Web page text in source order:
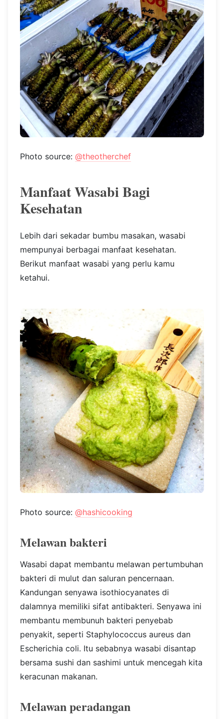
Photo source: @theotherchef
Manfaat Wasabi Bagi
Kesehatan
Lebih dari sekadar bumbu masakan, wasabi
mempunyai berbagai manfaat kesehatan.
Berikut manfaat wasabi yang perlu kamu
ketahui.
Photo source: @hashicooking
Melawan bakteri
Wasabi dapat membantu melawan pertumbuhan
bakteri di mulut dan saluran pencernaan.
Kandungan senyawa isothiocyanates di
dalamnya memiliki sifat antibakteri. Senyawa ini
membantu membunuh bakteri penyebab
penyakit, seperti Staphylococcus aureus dan
Escherichia coli. Itu sebabnya wasabi disantap
bersama sushi dan sashimi untuk mencegah kita
keracunan makanan.
Melawan peradangan